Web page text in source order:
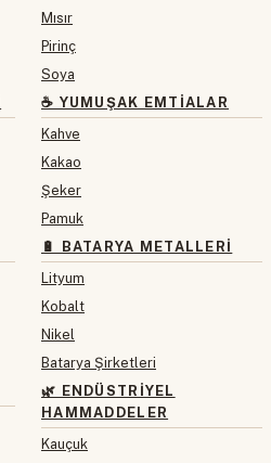
Mısır
Pirinç
Soya
☕ YUMUŞAK EMTIALAR
Kahve
Kakao
Şeker
Pamuk
🔋 BATARYA METALLERI
Lityum
Kobalt
Nikel
Batarya Şirketleri
🌿 ENDÜSTRIYEL
HAMMADDELER
Kauçuk